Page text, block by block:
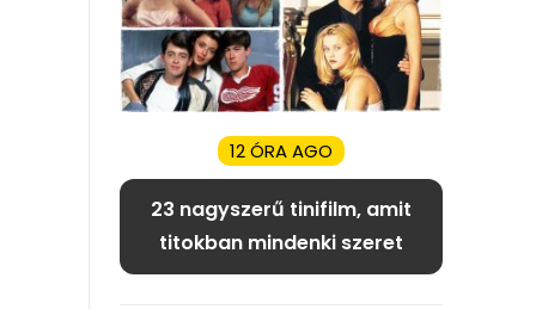
12 ÓRA AGO
23 nagyszerű tinifilm, amit
titokban mindenki szeret